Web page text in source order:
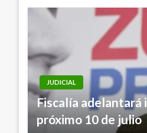
JUDICIAL
Fiscalía adelantará
próximo 10 de julio